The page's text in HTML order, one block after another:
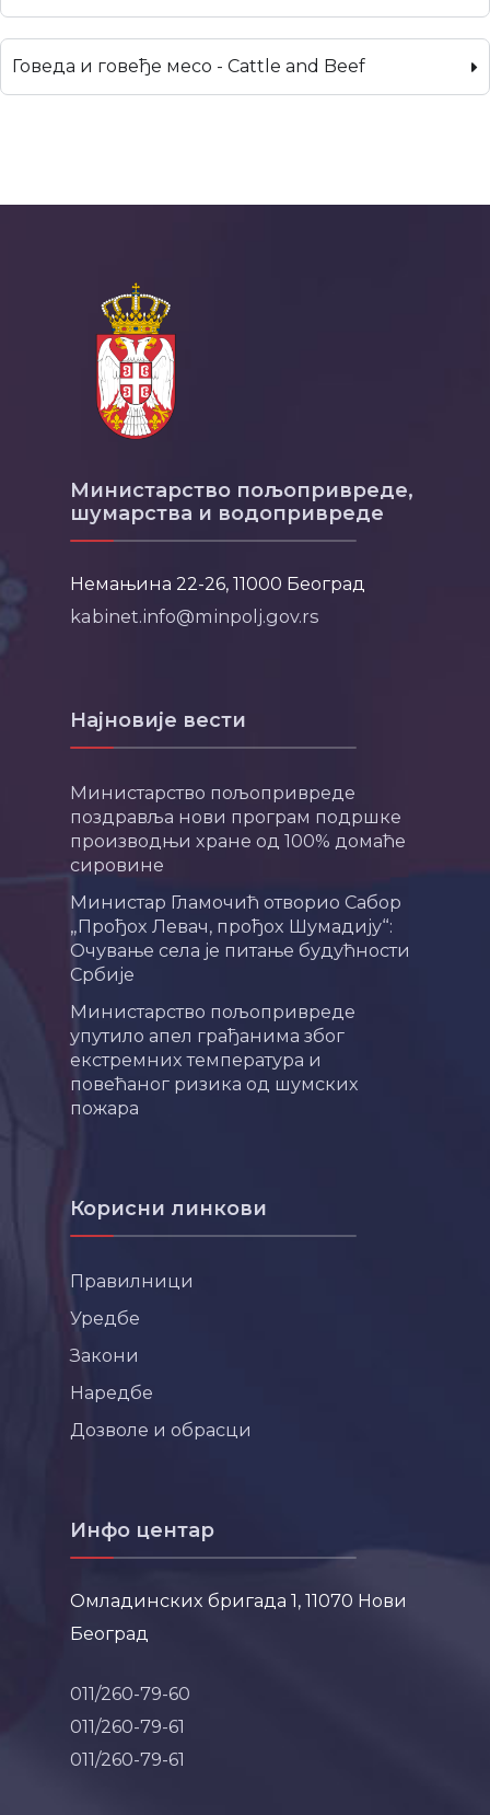
Говеда и говеђе месо - Cattle and Beef
Министарство пољопривреде,
шумарства и водопривреде
Немањина 22-26, 11000 Београд
kabinet.info@minpolj.gov.rs
Најновије вести
Министарство пољопривреде
поздравља нови програм подршке
производњи хране од 100% домаће
сировине
Министар Гламочић отворио Сабор
„Прођох Левач, прођох Шумадију“:
Очување села је питање будућности
Србије
Министарство пољопривреде
упутило апел грађанима због
екстремних температура и
повећаног ризика од шумских
пожара
Корисни линкови
Правилници
Уредбе
Закони
Наредбе
Дозволе и обрасци
Инфо центар
Омладинских бригада 1, 11070 Нови
Београд
011/260-79-60
011/260-79-61
011/260-79-61